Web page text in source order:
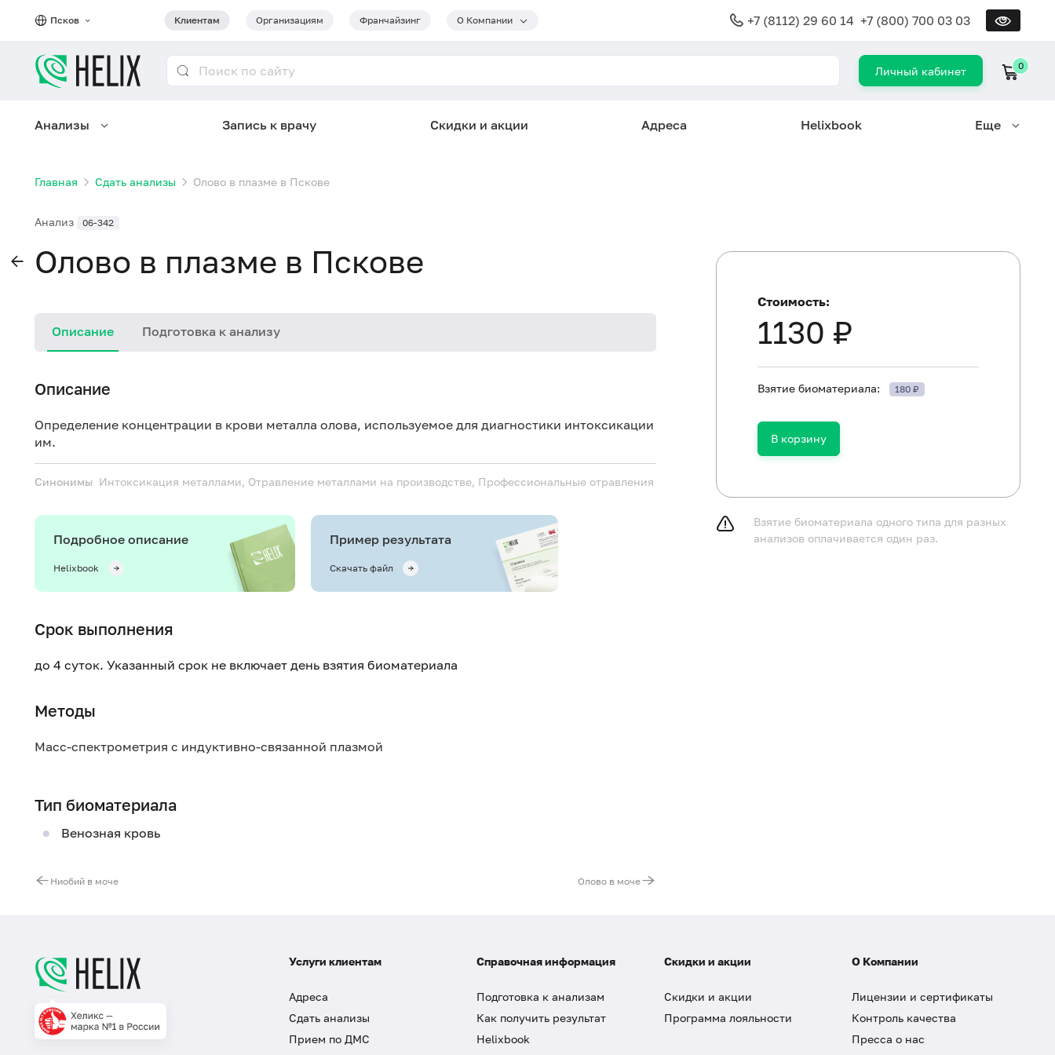
Псков Клиентам Организациям Франчайзинг О Компании +7 (8112) 29 60 14 +7 (800) 700 03 03
Личный кабинет 0
Анализы Запись к врачу Скидки и акции Адреса Helixbook Еще
Главная Сдать анализы Олово в плазме в Пскове
Анализ 06-342
Олово в плазме в Пскове
Описание Подготовка к анализу
Описание
Определение концентрации в крови металла олова, используемое для диагностики интоксикации
им.
Синонимы Интоксикация металлами, Отравление металлами на производстве, Профессиональные отравления
Подробное описание
Helixbook
Пример результата
Скачать файл
Срок выполнения
до 4 суток. Указанный срок не включает день взятия биоматериала
Методы
Масс-спектрометрия с индуктивно-связанной плазмой
Тип биоматериала
Венозная кровь
Ниобий в моче Олово в моче
Детям в возрасте до 1 года не принимать пищу в течение
Не принимать пищу в течение 2-3 часов до
негазированную воду.
Не курить в течение 30 минут до исследования.
Стоимость:
1130 ₽
Взятие биоматериала: 180 ₽
В корзину
Взятие биоматериала одного типа для разных
анализов оплачивается один раз.
Услуги клиентам
Адреса
Сдать анализы
Прием по ДМС
Справочная информация
Подготовка к анализам
Как получить результат
Helixbook
Скидки и акции
Скидки и акции
Программа лояльности
О Компании
Лицензии и сертификаты
Контроль качества
Пресса о нас